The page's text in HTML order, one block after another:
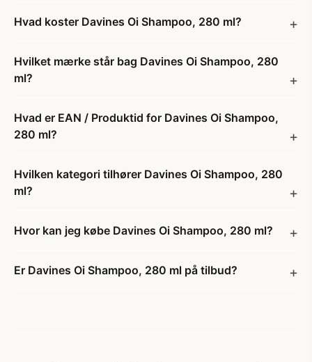
Hvad koster Davines Oi Shampoo, 280 ml?
Hvilket mærke står bag Davines Oi Shampoo, 280
ml?
Hvad er EAN / Produktid for Davines Oi Shampoo,
280 ml?
Hvilken kategori tilhører Davines Oi Shampoo, 280
ml?
Hvor kan jeg købe Davines Oi Shampoo, 280 ml?
Er Davines Oi Shampoo, 280 ml på tilbud?